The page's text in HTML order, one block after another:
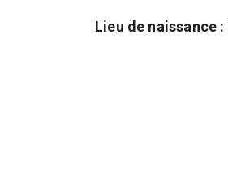
Lieu de naissance :